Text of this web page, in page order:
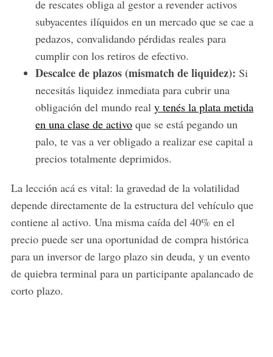
de rescates obliga al gestor a revender activos
subyacentes ilíquidos en un mercado que se cae a
pedazos, convalidando pérdidas reales para
cumplir con los retiros de efectivo.
Descalce de plazos (mismatch de liquidez): Si
necesitás liquidez inmediata para cubrir una
obligación del mundo real y tenés la plata metida
en una clase de activoque se está pegando un
palo, te vas a ver obligado a realizar ese capital a
precios totalmente deprimidos.
La lección acá es vital: la gravedad de la volatilidad
depende directamente de la estructura del vehículo que
contiene al activo. Una misma caída del 40% en el
precio puede ser una oportunidad de compra histórica
para un inversor de largo plazo sin deuda, y un evento
de quiebra terminal para un participante apalancado de
corto plazo.